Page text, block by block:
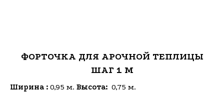
ФОРТОЧКА ДЛЯ АРОЧНОЙ ТЕПЛИЦЫ
ШАГ 1 М
Ширина : 0,95 м. Высота: 0,75 м.